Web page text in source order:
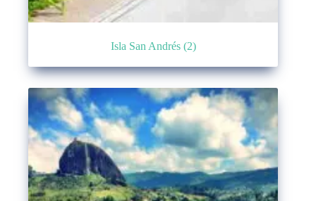
Isla San Andrés (2)